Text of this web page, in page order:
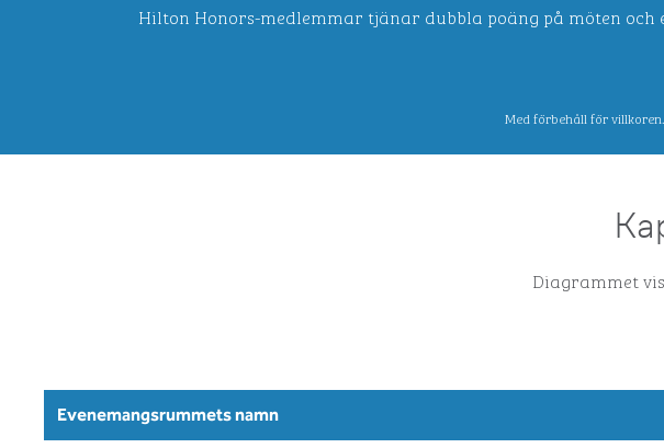
Hilton Honors-medlemmar tjänar dubbla poäng på möten
Med förbehåll för
Diagrammet
Evenemangsrummets namn